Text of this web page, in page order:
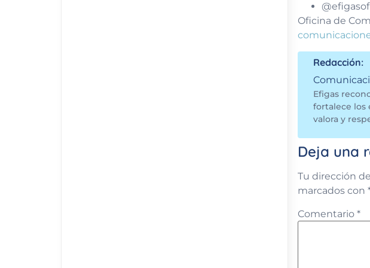
Oficina de
Redacción:
Efigas
fortalece los
valora y
Deja una
Tu dirección
marcados con
Comentario *